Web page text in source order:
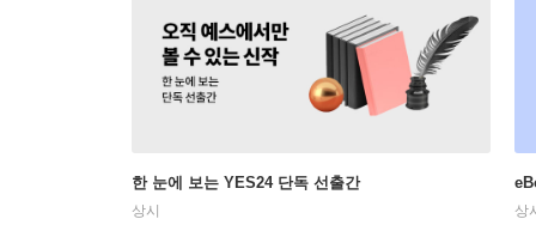
한 눈에 보는 YES24 단독 선출간
상시 상